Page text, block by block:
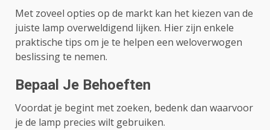
Met zoveel opties op de markt kan het kiezen van de
juiste lamp overweldigend lijken. Hier zijn enkele
praktische tips om je te helpen een weloverwogen
beslissing te nemen.
Bepaal Je Behoeften
Voordat je begint met zoeken, bedenk dan waarvoor
je de lamp precies wilt gebruiken.